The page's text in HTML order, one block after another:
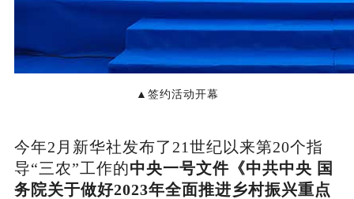
▲签约活动开幕
今年2月新华社发布了21世纪以来第20个指
导“三农”工作的中央一号文件《中共中央 国
务院关于做好2023年全面推进乡村振兴重点